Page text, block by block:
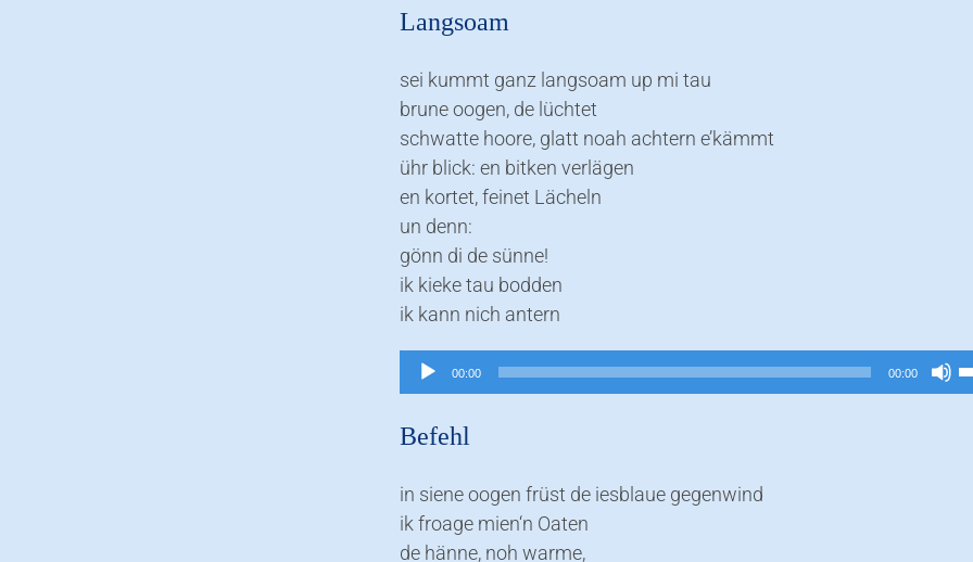
Langsoam
sei kummt ganz langsoam up mi tau
brune oogen, de lüchtet
schwatte hoore, glatt noah achtern e’kämmt
ühr blick: en bitken verlägen
en kortet, feinet Lächeln
un denn:
gönn di de sünne!
ik kieke tau bodden
ik kann nich antern
Audio-
Player
00:00 00:00
Befehl
in siene oogen früst de iesblaue gegenwind
ik froage mien‘n Oaten
de hänne, noh warme,